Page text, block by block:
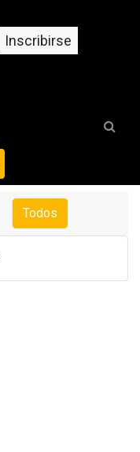
Inscribirse
Todos